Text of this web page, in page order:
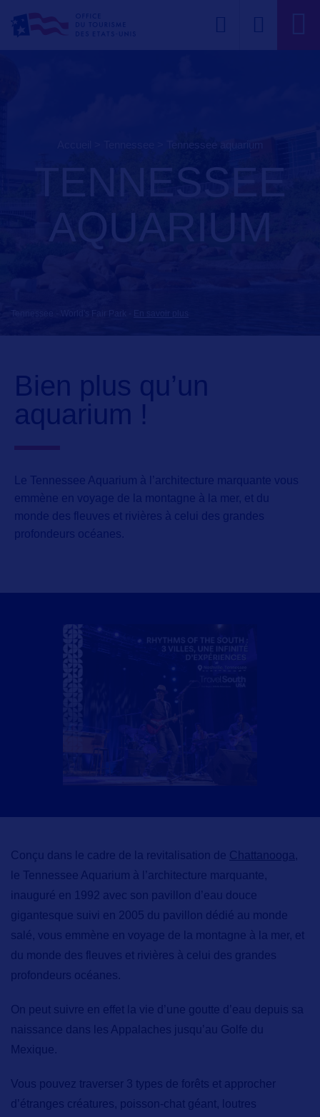
tennessee aquarium
TENNESSEE
AQUARIUM
Bien plus qu’un
aquarium !
Le Tennessee Aquarium à l’architecture marquante vous
emmène en voyage de la montagne à la mer, et du
monde des fleuves et rivières à celui des grandes
profondeurs océanes.
Conçu dans le cadre de la revitalisation de Chattanooga,
le Tennessee Aquarium à l’architecture marquante,
inauguré en 1992 avec son pavillon d’eau douce
gigantesque suivi en 2005 du pavillon dédié au monde
salé, vous emmène en voyage de la montagne à la mer, et
du monde des fleuves et rivières à celui des grandes
profondeurs océanes.
On peut suivre en effet la vie d’une goutte d’eau depuis sa
naissance dans les Appalaches jusqu’au Golfe du
Mexique.
Vous pouvez traverser 3 types de forêts et approcher
d’étranges créatures, poisson-chat géant, loutres